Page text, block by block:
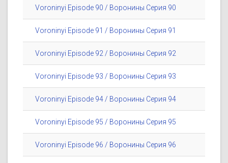
Voroninyi Episode 90 / Воронины Серия 90
Voroninyi Episode 91 / Воронины Серия 91
Voroninyi Episode 92 / Воронины Серия 92
Voroninyi Episode 93 / Воронины Серия 93
Voroninyi Episode 94 / Воронины Серия 94
Voroninyi Episode 95 / Воронины Серия 95
Voroninyi Episode 96 / Воронины Серия 96